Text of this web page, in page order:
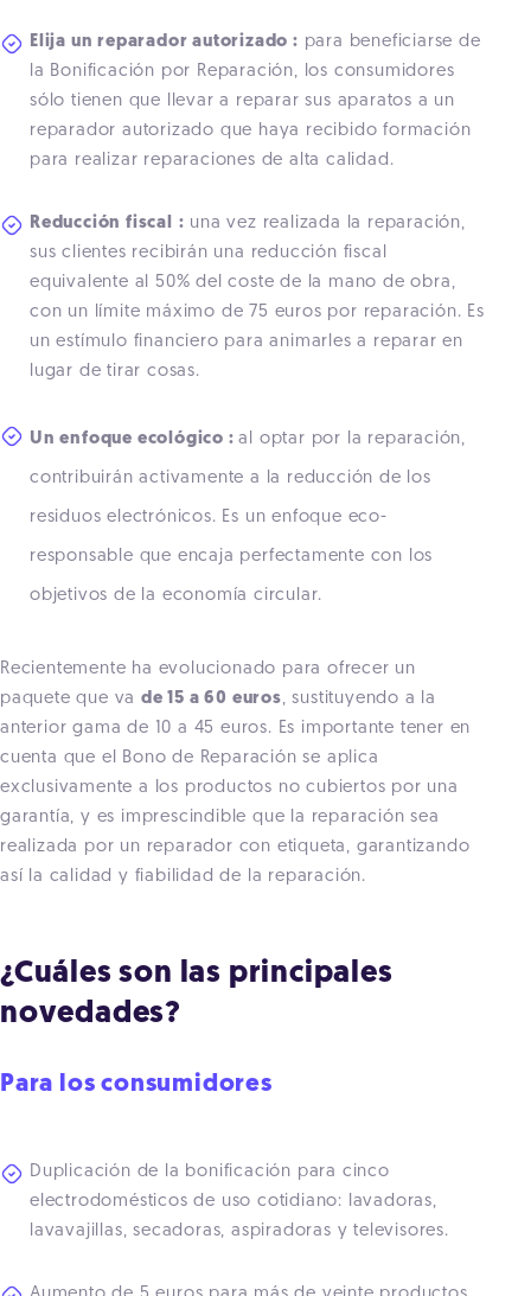
Elija un reparador autorizado : para beneficiarse de
la Bonificación por Reparación, los consumidores
sólo tienen que llevar a reparar sus aparatos a un
reparador autorizado que haya recibido formación
para realizar reparaciones de alta calidad.
Reducción fiscal : una vez realizada la reparación,
sus clientes recibirán una reducción fiscal
equivalente al 50% del coste de la mano de obra,
con un límite máximo de 75 euros por reparación. Es
un estímulo financiero para animarles a reparar en
lugar de tirar cosas.
Un enfoque ecológico :al optar por la reparación,
contribuirán activamente a la reducción de los
residuos electrónicos. Es un enfoque eco-
responsable que encaja perfectamente con los
objetivos de la economía circular.
Recientemente ha evolucionado para ofrecer un
paquete que vade 15 a 60 euros, sustituyendo a la
anterior gama de 10 a 45 euros. Es importante tener en
cuenta que el Bono de Reparación se aplica
exclusivamente a los productos no cubiertos por una
garantía, y es imprescindible que la reparación sea
realizada por un reparador con etiqueta, garantizando
así la calidad y fiabilidad de la reparación.
¿Cuáles son las principales
novedades?
Para los consumidores
Duplicación de la bonificación para cinco
electrodomésticos de uso cotidiano: lavadoras,
lavavajillas, secadoras, aspiradoras y televisores.